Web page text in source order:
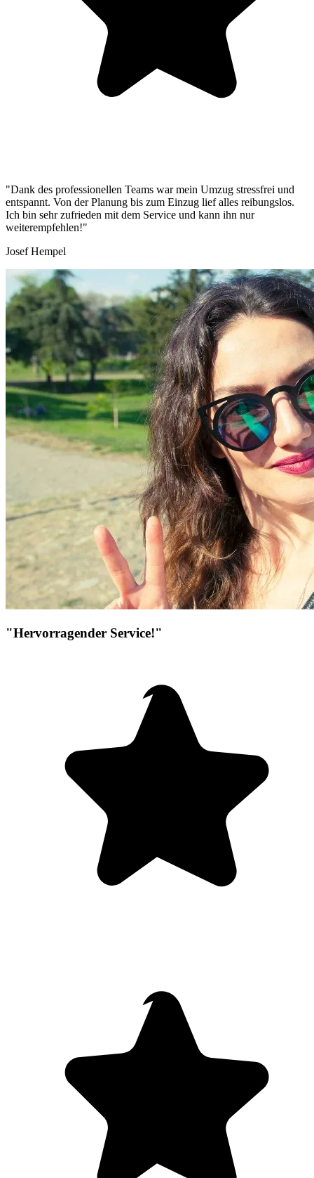
"Dank des professionellen Teams war mein Umzug stressfrei und
entspannt. Von der Planung bis zum Einzug lief alles reibungslos.
Ich bin sehr zufrieden mit dem Service und kann ihn nur
weiterempfehlen!"
Josef Hempel
"Hervorragender Service!"